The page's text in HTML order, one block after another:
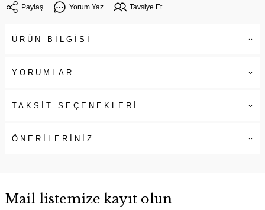
Paylaş Yorum Yaz Tavsiye Et
ÜRÜN BİLGİSİ
YORUMLAR
TAKSİT SEÇENEKLERİ
ÖNERİLERİNİZ
Mail listemize kayıt olun